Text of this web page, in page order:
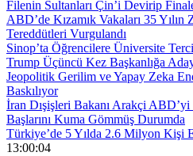
Filenin Sultanları Çin’i Devirip
ABD’de Kızamık Vakaları 35 Yılın
Tereddütleri Vurgulandı
Sinop’ta Öğrencilere Üniversite
Trump Üçüncü Kez Başkanlığa Aday
Jeopolitik Gerilim ve Yapay Zeka
Baskılıyor
İran Dışişleri Bakanı Arakçi
Başlarını Kuma Gömmüş Durumda
Türkiye’de 5 Yılda 2.6 Milyon Kişi
13:00:04